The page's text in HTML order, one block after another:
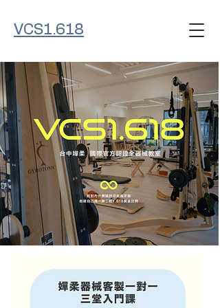
VCS1.618